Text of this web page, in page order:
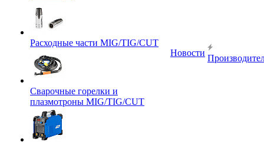
Расходные части MIG/TIG/CUT
Сварочные горелки и
плазмотроны MIG/TIG/CUT
Новости